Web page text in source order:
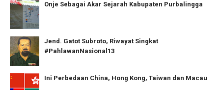
Onje Sebagai Akar Sejarah Kabupaten Purbalingga
Jend. Gatot Subroto, Riwayat Singkat
#PahlawanNasional13
Ini Perbedaan China, Hong Kong, Taiwan dan Macau